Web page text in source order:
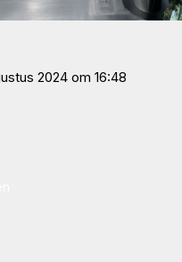
2024 om 16:48